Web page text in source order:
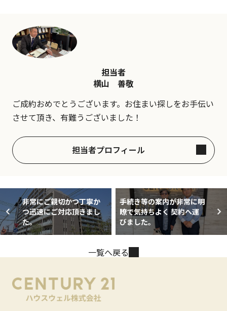
担当者
横山 善敬
ご成約おめでとうございます。お住まい探しをお手伝い
させて頂き、有難うございました！
担当者プロフィール
非常にご親切かつ丁寧か
つ迅速にご対応頂きまし
た。
手続き等の案内が非常に明
瞭で気持ちよく 契約へ運
びました。
一覧へ戻る